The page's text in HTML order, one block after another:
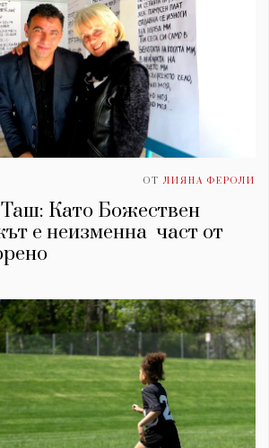
ОТ ЛИЯНА ФЕРОЛИ
Като Божествен
е неизменна част от